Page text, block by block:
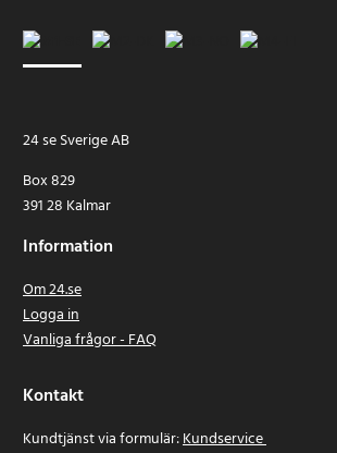
24 se Sverige AB
Box 829
391 28 Kalmar
Information
Om 24.se
Logga in
Vanliga frågor - FAQ
Kontakt
Kundtjänst via formulär:Kundservice